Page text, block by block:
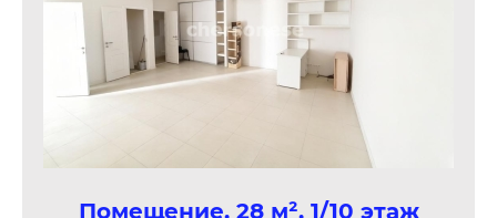
Помещение, 28 м², 1/10 этаж